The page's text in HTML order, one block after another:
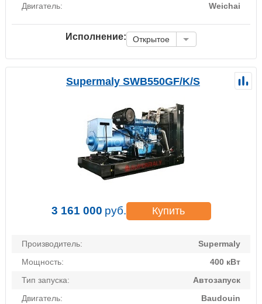
Двигатель:
Weichai
Исполнение: Открытое
Supermaly SWB550GF/K/S
3 161 000 руб. Купить
Производитель:
Supermaly
Мощность:
400 кВт
Тип запуска:
Автозапуск
Двигатель:
Baudouin